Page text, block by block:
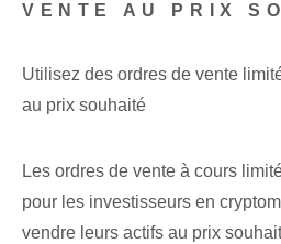
VENTE AU PRIX
Utilisez des ordres de vente
au prix souhaité
Les ordres de vente à cours
pour les investisseurs en
vendre leurs actifs au prix